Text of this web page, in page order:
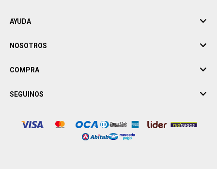
AYUDA
NOSOTROS
COMPRA
SEGUINOS